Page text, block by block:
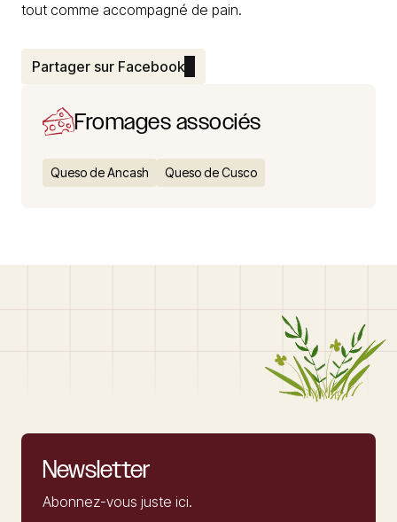
tout comme accompagné de pain.
Partager sur Facebook
Fromages associés
Queso de Ancash Queso de Cusco
Newsletter
Abonnez-vous juste ici.